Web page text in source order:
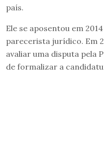
país.
Ele se aposentou em
parecerista jurídico. Em
avaliar uma disputa pela
de formalizar a